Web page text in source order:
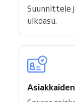
Suunnittele
ulkoasu.